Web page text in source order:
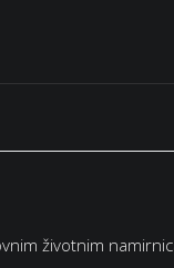
životnim